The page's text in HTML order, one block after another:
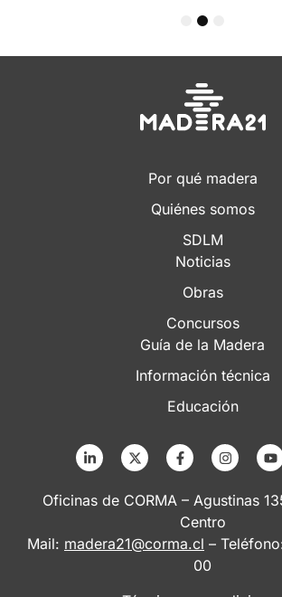
Por qué madera
Quiénes somos
SDLM
Noticias
Obras
Concursos
Guía de la Madera
Información técnica
Educación
Oficinas de CORMA – Agustinas
Centro
Mail: madera21@corma.cl –
00